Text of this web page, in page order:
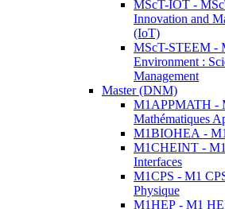
MScT-IOT -
Innovation and
(IoT)
MScT-STEEM -
Environment :
Management
Master (DNM)
M1APPMATH -
Mathématiques
M1BIOHEA -
M1CHEINT -
Interfaces
M1CPS - M1
Physique
M1HEP - M1